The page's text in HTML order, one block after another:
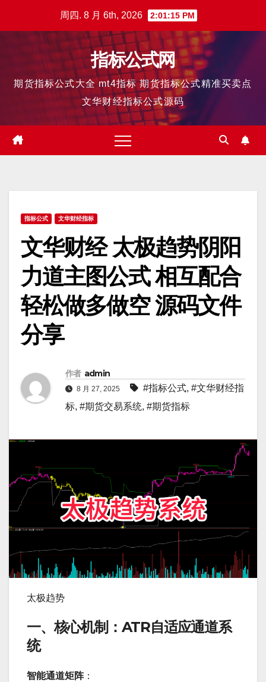
周四. 8 月 6th, 2026 2:01:16 PM
指标公式网
期货指标公式大全 mt4指标 期货指标公式精准买卖点
文华财经指标公式源码
指标公式 文华财经指标
文华财经 太极趋势阴阳
力道主图公式 相互配合
轻松做多做空 源码文件
分享
作者 admin
8 月 27, 2025 #指标公式, #文华财经指
标, #期货交易系统, #期货指标
太极趋势
一、核心机制：ATR自适应通道系
统
智能通道矩阵：